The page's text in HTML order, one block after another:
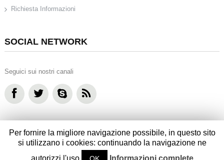
Richiesta Informazioni
SOCIAL NETWORK
Seguici sui nostri canali
2022 - Caffarri Tecnica srl - Partita IVA 01943640357
Powered by
CABER Informatica
Per fornire la migliore navigazione possibile, in questo sito
si utilizzano i cookies: continuando la navigazione ne
autorizzi l'uso
Informazioni complete